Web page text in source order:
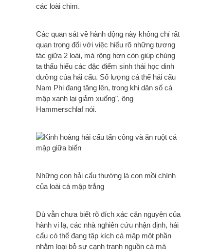
các loài chim.
Các quan sát về hành động này không chỉ rất
quan trọng đối với việc hiểu rõ những tương
tác giữa 2 loài, mà rộng hơn còn giúp chúng
ta thấu hiểu các đặc điểm sinh thái học dinh
dưỡng của hải cẩu. Số lượng cá thể hải cẩu
Nam Phi đang tăng lên, trong khi dân số cá
mập xanh lại giảm xuống", ông
Hammerschlaf nói.
Những con hải cẩu thường là con mồi chính
của loài cá mập trắng
Dù vẫn chưa biết rõ đích xác căn nguyên của
hành vi lạ, các nhà nghiên cứu nhận định, hải
cẩu có thể đang tập kích cá mập một phần
nhằm loại bỏ sự cạnh tranh nguồn cá mà